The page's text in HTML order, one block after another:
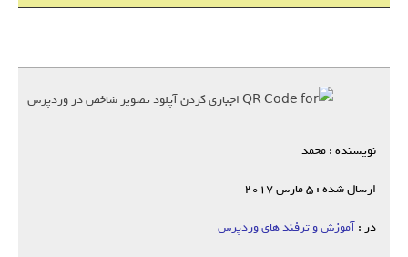
نویسنده : محمد
ارسال شده : 5 مارس 2017
در :آموزش و ترفند های وردپرس